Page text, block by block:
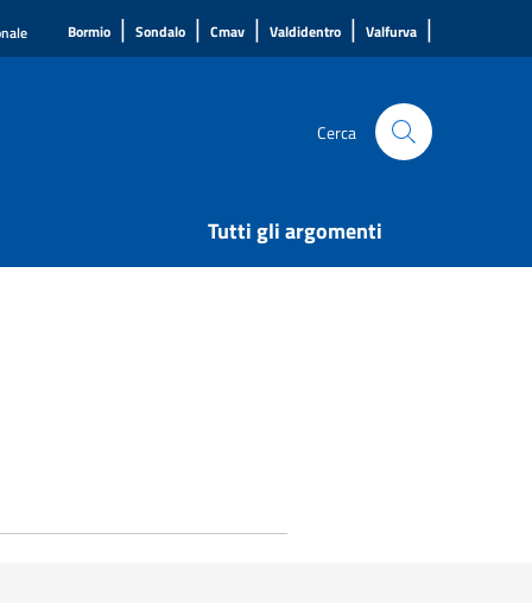
Bormio | Sondalo | Cmav | Valdidentro | Valfurva |
Cerca
Tutti gli argomenti